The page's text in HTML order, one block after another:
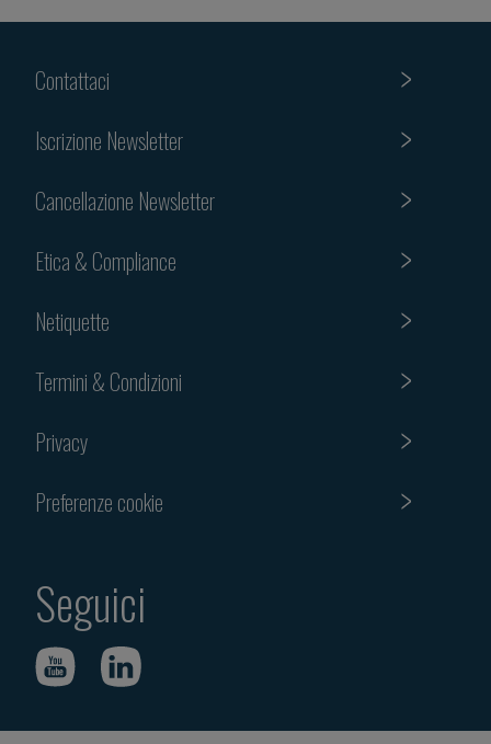
Contattaci
Iscrizione Newsletter
Cancellazione Newsletter
Etica & Compliance
Netiquette
Termini & Condizioni
Privacy
Preferenze cookie
Seguici